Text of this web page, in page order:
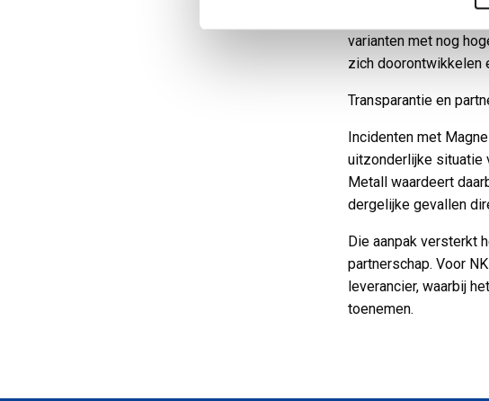
varianten met nog
zich doorontwikkelen
Transparantie en
Incidenten met
uitzonderlijke situatie
Metall waardeert
dergelijke gevallen
Die aanpak versterkt
partnerschap. Voor
leverancier, waarbij
toenemen.